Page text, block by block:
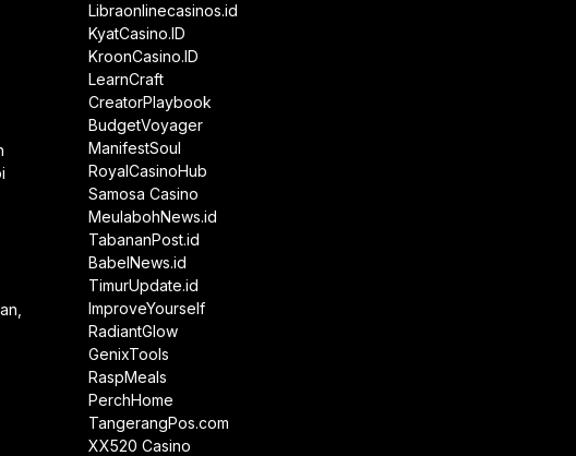
Libraonlinecasinos.id
KyatCasino.ID
KroonCasino.ID
LearnCraft
CreatorPlaybook
BudgetVoyager
ManifestSoul
RoyalCasinoHub
Samosa Casino
MeulabohNews.id
TabananPost.id
BabelNews.id
TimurUpdate.id
ImproveYourself
RadiantGlow
GenixTools
RaspMeals
PerchHome
TangerangPos.com
XX520 Casino